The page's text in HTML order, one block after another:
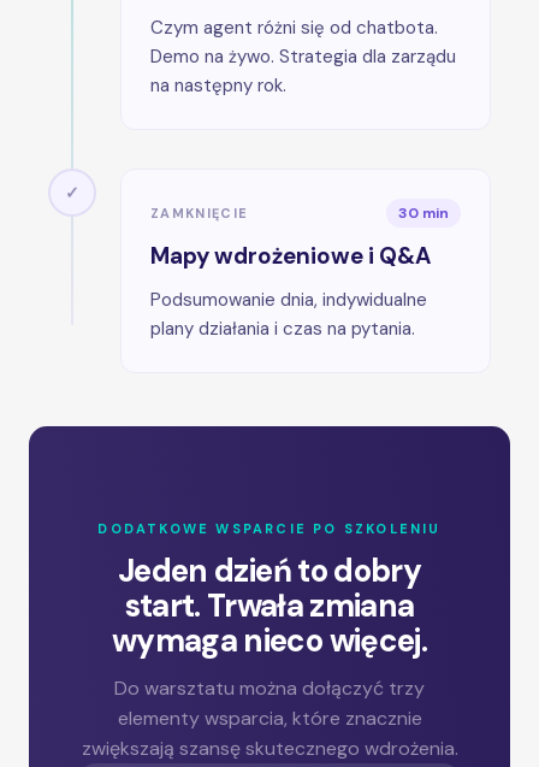
Czym agent różni się od chatbota.
Demo na żywo. Strategia dla zarządu
na następny rok.
✓
ZAMKNIĘCIE 30 min
Mapy wdrożeniowe i Q&A
Podsumowanie dnia, indywidualne
plany działania i czas na pytania.
DODATKOWE WSPARCIE PO SZKOLENIU
Jeden dzień to dobry
start. Trwała zmiana
wymaga nieco więcej.
Do warsztatu można dołączyć trzy
elementy wsparcia, które znacznie
zwiększają szansę skutecznego wdrożenia.